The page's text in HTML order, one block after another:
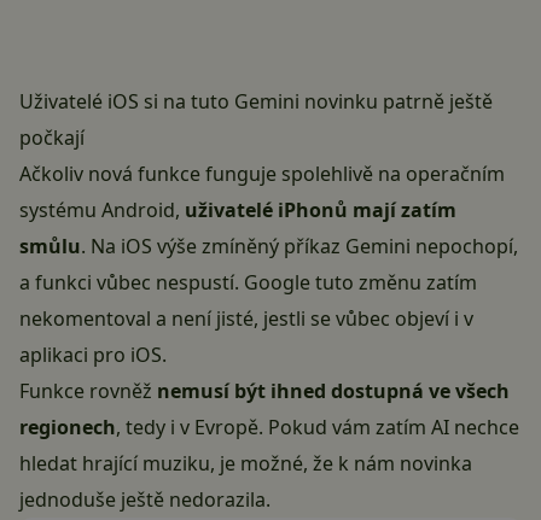
Uživatelé iOS si na tuto Gemini novinku patrně ještě
počkají
Ačkoliv nová funkce funguje spolehlivě na operačním
systému Android, uživatelé iPhonů mají zatím
smůlu. Na iOS výše zmíněný příkaz Gemini nepochopí,
a funkci vůbec nespustí. Google tuto změnu zatím
nekomentoval a není jisté, jestli se vůbec objeví i v
aplikaci pro iOS.
Funkce rovněž nemusí být ihned dostupná ve všech
regionech, tedy i v Evropě. Pokud vám zatím AI nechce
hledat hrající muziku, je možné, že k nám novinka
jednoduše ještě nedorazila.